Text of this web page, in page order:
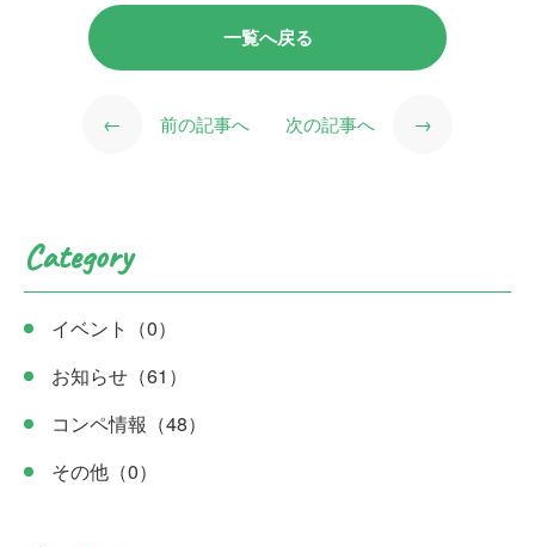
一覧へ戻る
← 前の記事へ 次の記事へ →
Category
イベント
（0）
お知らせ （61）
コンペ情報 （48）
その他 （0）